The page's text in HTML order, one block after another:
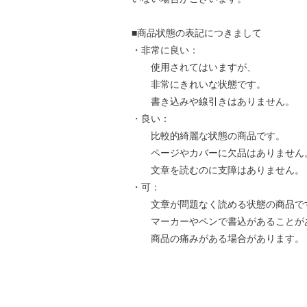
■商品状態の表記につきまして
・非常に良い：
使用されてはいますが、
非常にきれいな状態です。
書き込みや線引きはありません。
・良い：
比較的綺麗な状態の商品です。
ページやカバーに欠品はありません
文章を読むのに支障はありません。
・可：
文章が問題なく読める状態の商品で
マーカーやペンで書込があることが
商品の痛みがある場合があります。